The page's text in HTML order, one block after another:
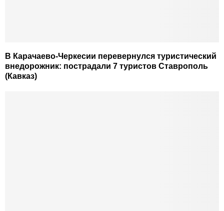
В Карачаево-Черкесии перевернулся туристический
внедорожник: пострадали 7 туристов Ставрополь
(Кавказ)